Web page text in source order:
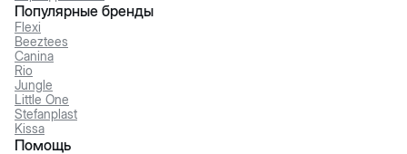
Популярные бренды
Flexi
Beeztees
Canina
Rio
Jungle
Little One
Stefanplast
Kissa
Помощь